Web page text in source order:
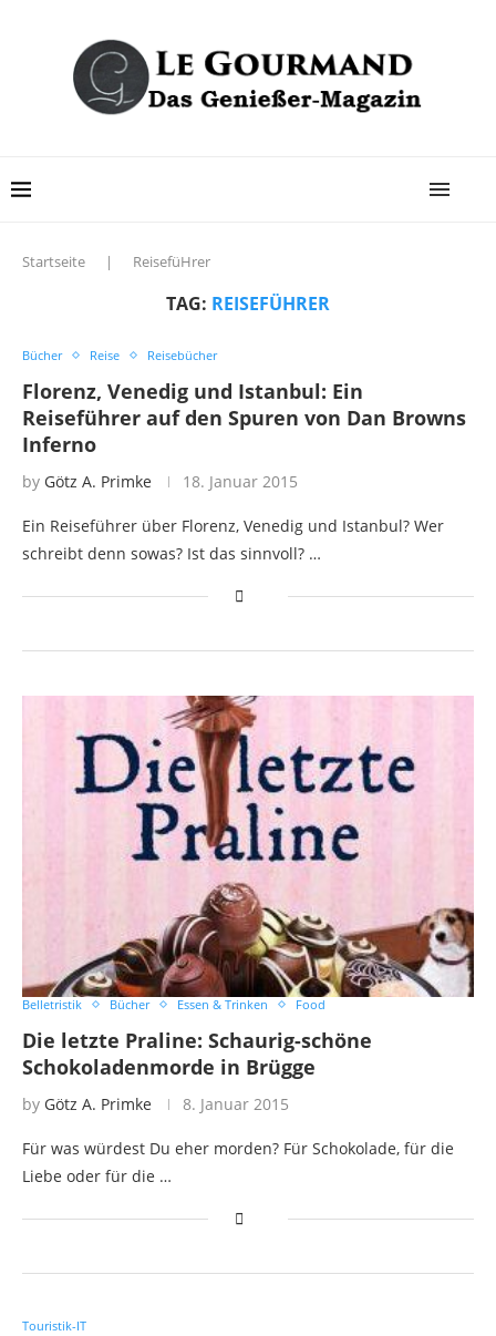
Startseite | ReisefüHrer
TAG: REISEFÜHRER
Bücher Reise Reisebücher
Florenz, Venedig und Istanbul: Ein
Reiseführer auf den Spuren von Dan Browns
Inferno
by Götz A. Primke 18. Januar 2015
Ein Reiseführer über Florenz, Venedig und Istanbul? Wer
schreibt denn sowas? Ist das sinnvoll? …
Belletristik Bücher Essen & Trinken Food
Die letzte Praline: Schaurig-schöne
Schokoladenmorde in Brügge
by Götz A. Primke 8. Januar 2015
Für was würdest Du eher morden? Für Schokolade, für die
Liebe oder für die …
Touristik-IT